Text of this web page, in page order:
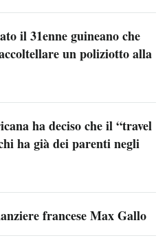
il 31enne guineano che
un poliziotto alla
ha deciso che il “travel
ha già dei parenti negli
francese Max Gallo